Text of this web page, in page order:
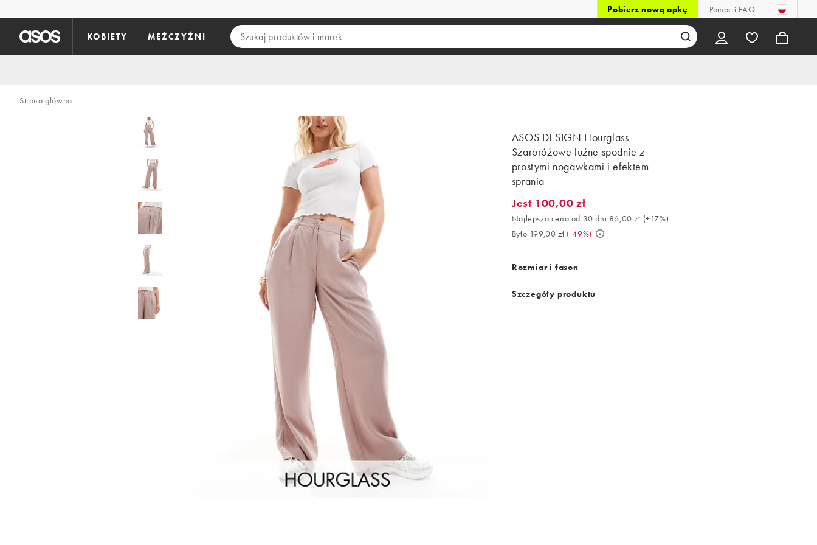
Pobierz nową apkę Pomoc i FAQ
KOBIETY MĘŻCZYŹNI
Strona główna
ASOS DESIGN Hourglass –
Szaroróżowe luźne spodnie z
prostymi nogawkami i efektem
sprania
Jest 100,00 zł. Najlepsza cena od 30 dni 86,00 zł (+17%). Było 199,00
Jest 100,00 zł
Najlepsza cena od 30 dni 86,00 zł (+17%)
Było 199,00 zł (-49%)
Rozmiar i fason
Szczegóły produktu